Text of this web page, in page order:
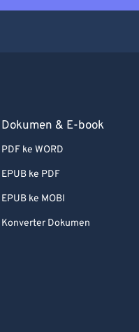
Dokumen & E-book
PDF ke WORD
EPUB ke PDF
EPUB ke MOBI
Konverter Dokumen